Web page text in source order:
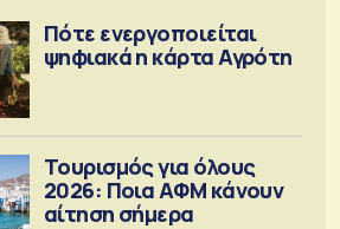
Πότε ενεργοποιείται
ψηφιακά η κάρτα Αγρότη
Τουρισμός για όλους
2026: Ποια ΑΦΜ κάνουν
αίτηση σήμερα